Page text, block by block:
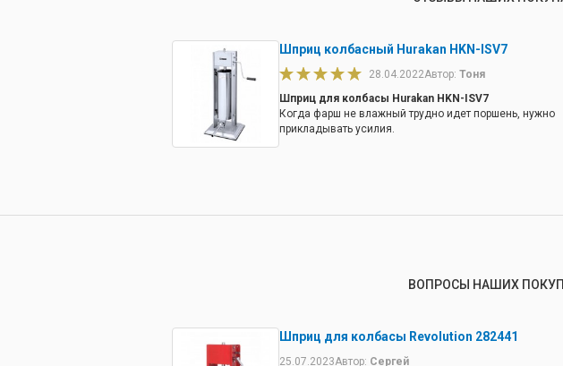
Шприц колбасный Hurakan HKN-ISV7
28.04.2022Автор: Тоня
Шприц для колбасы Hurakan HKN-ISV7
Когда фарш не влажный трудно идет поршень, нужно
прикладывать усилия.
ВОПРОСЫ НАШИХ
Шприц для колбасы Revolution 282441
25.07.2023Автор: Сергей